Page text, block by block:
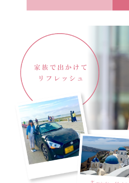
明治安田が注力する取組み
11の働くフィールド
多様な人財が活躍する会社
ひとに健康を、まちに元気を。
明治安田ブランドサイト
明治安田Ｊリーグ
明治安田公式ホームページ
同期対談
入社5年目･14年目･ 21年目
採用担当者メッセージ
募集要項・応募(エントリー)方法